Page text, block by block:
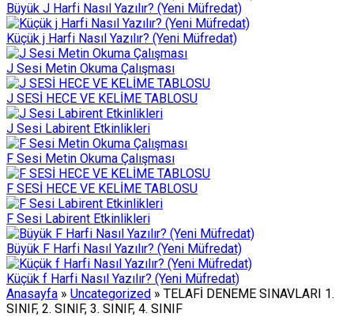
Büyük J Harfi Nasıl Yazılır? (Yeni Müfredat)
Küçük j Harfi Nasıl Yazılır? (Yeni Müfredat)
J Sesi Metin Okuma Çalışması
J SESİ HECE VE KELİME TABLOSU
J Sesi Labirent Etkinlikleri
F Sesi Metin Okuma Çalışması
F SESİ HECE VE KELİME TABLOSU
F Sesi Labirent Etkinlikleri
Büyük F Harfi Nasıl Yazılır? (Yeni Müfredat)
Küçük f Harfi Nasıl Yazılır? (Yeni Müfredat)
Anasayfa » Uncategorized » TELAFİ DENEME SINAVLARI 1.
SINIF, 2. SINIF, 3. SINIF, 4. SINIF